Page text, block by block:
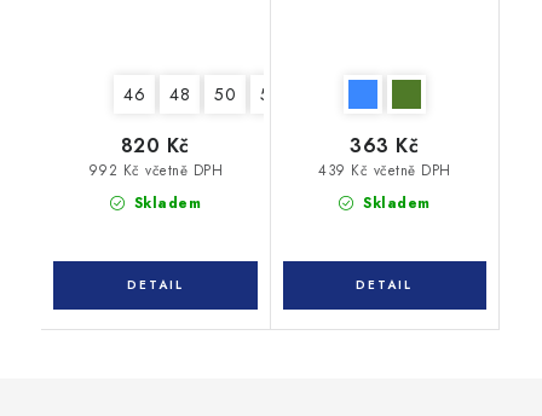
46 48 50 52
Skladem
992 Kč včetně DPH
820 Kč
Skladem
439 Kč včetně DPH
363 Kč